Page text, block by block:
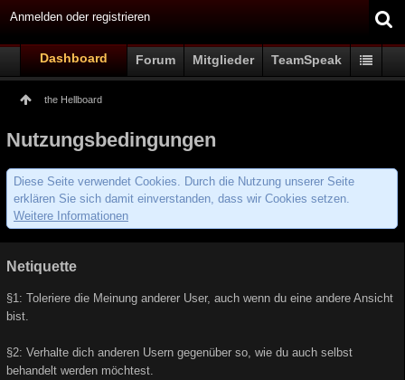
Anmelden oder registrieren
Dashboard Forum Mitglieder TeamSpeak
the Hellboard
Nutzungsbedingungen
Diese Seite verwendet Cookies. Durch die Nutzung unserer Seite
erklären Sie sich damit einverstanden, dass wir Cookies setzen.
Weitere Informationen
Netiquette
§1: Toleriere die Meinung anderer User, auch wenn du eine andere Ansicht
bist.
§2: Verhalte dich anderen Usern gegenüber so, wie du auch selbst
behandelt werden möchtest.